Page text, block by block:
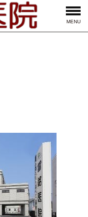
MENU